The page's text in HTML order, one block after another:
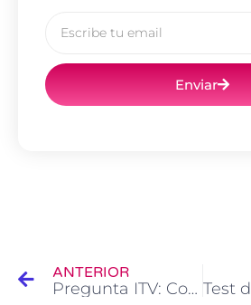
Enviar
ANTERIOR
Pregunta ITV: Como retirar un gancho o bola de remolque legalmente.